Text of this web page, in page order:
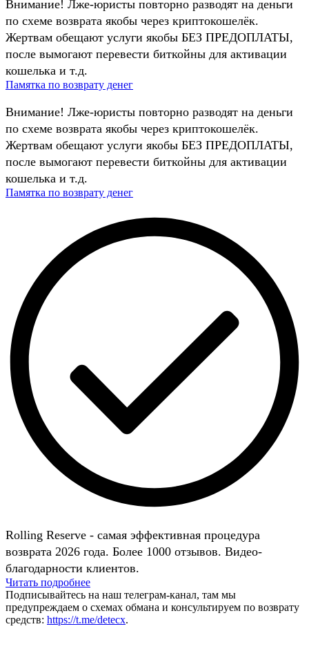
Внимание! Лже-юристы повторно разводят на деньги
по схеме возврата якобы через криптокошелёк.
Жертвам обещают услуги якобы БЕЗ ПРЕДОПЛАТЫ,
после вымогают перевести биткойны для активации
кошелька и т.д.
Памятка по возврату денег
Внимание! Лже-юристы повторно разводят на деньги
по схеме возврата якобы через криптокошелёк.
Жертвам обещают услуги якобы БЕЗ ПРЕДОПЛАТЫ,
после вымогают перевести биткойны для активации
кошелька и т.д.
Памятка по возврату денег
Rolling Reserve - самая эффективная процедура
возврата 2026 года. Более 1000 отзывов. Видео-
благодарности клиентов.
Читать подробнее
Подписывайтесь на наш телеграм-канал, там мы
предупреждаем о схемах обмана и консультируем по возврату
средств: https://t.me/detecx.